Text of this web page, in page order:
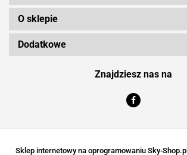
O sklepie
Dodatkowe
Znajdziesz nas na
Sklep internetowy na oprogramowaniu Sky-Shop.pl